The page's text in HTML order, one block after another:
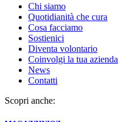
Chi siamo
Quotidianità che cura
Cosa facciamo
Sostienici
Diventa volontario
Coinvolgi la tua azienda
News
Contatti
Scopri anche: